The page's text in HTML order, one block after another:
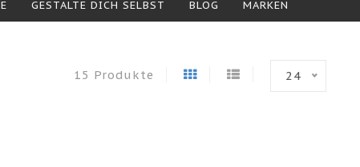
GESTALTE DICH SELBST BLOG MARKEN
15 Produkte 24